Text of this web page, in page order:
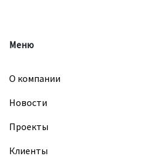
Меню
О компании
Новости
Проекты
Клиенты